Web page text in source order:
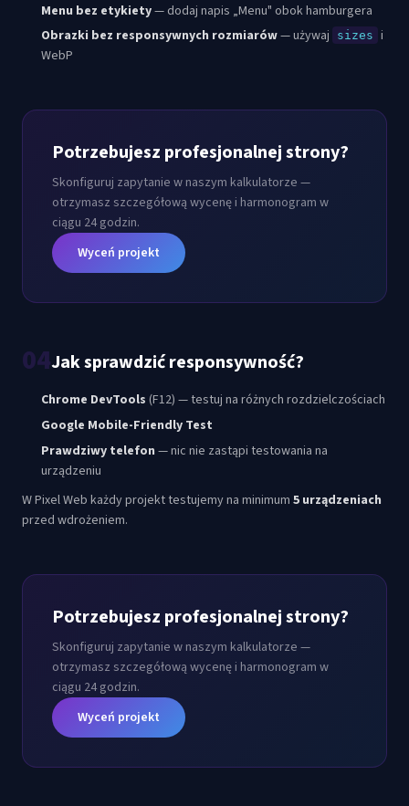
Menu bez etykiety— dodaj napis „Menu" obok hamburgera
Obrazki bez responsywnych rozmiarów— używaj sizes i
WebP
Potrzebujesz profesjonalnej strony?
Skonfiguruj zapytanie w naszym kalkulatorze —
otrzymasz szczegółową wycenę i harmonogram w
ciągu 24 godzin.
Wyceń projekt
04Jak sprawdzić responsywność?
Chrome DevTools (F12) — testuj na różnych rozdzielczościach
Google Mobile-Friendly Test
Prawdziwy telefon — nic nie zastąpi testowania na
urządzeniu
W Pixel Web każdy projekt testujemy na minimum 5 urządzeniach
przed wdrożeniem.
Potrzebujesz profesjonalnej strony?
Skonfiguruj zapytanie w naszym kalkulatorze —
otrzymasz szczegółową wycenę i harmonogram w
ciągu 24 godzin.
Wyceń projekt